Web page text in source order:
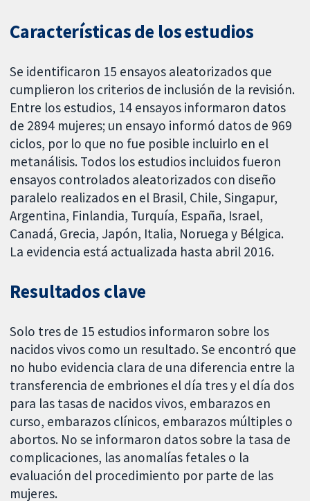
Características de los estudios
Se identificaron 15 ensayos aleatorizados que
cumplieron los criterios de inclusión de la revisión.
Entre los estudios, 14 ensayos informaron datos
de 2894 mujeres; un ensayo informó datos de 969
ciclos, por lo que no fue posible incluirlo en el
metanálisis. Todos los estudios incluidos fueron
ensayos controlados aleatorizados con diseño
paralelo realizados en el Brasil, Chile, Singapur,
Argentina, Finlandia, Turquía, España, Israel,
Canadá, Grecia, Japón, Italia, Noruega y Bélgica.
La evidencia está actualizada hasta abril 2016.
Resultados clave
Solo tres de 15 estudios informaron sobre los
nacidos vivos como un resultado. Se encontró que
no hubo evidencia clara de una diferencia entre la
transferencia de embriones el día tres y el día dos
para las tasas de nacidos vivos, embarazos en
curso, embarazos clínicos, embarazos múltiples o
abortos. No se informaron datos sobre la tasa de
complicaciones, las anomalías fetales o la
evaluación del procedimiento por parte de las
mujeres.